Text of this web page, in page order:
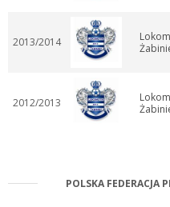
2013/2014
2012/2013
POLSKA FEDERACJA